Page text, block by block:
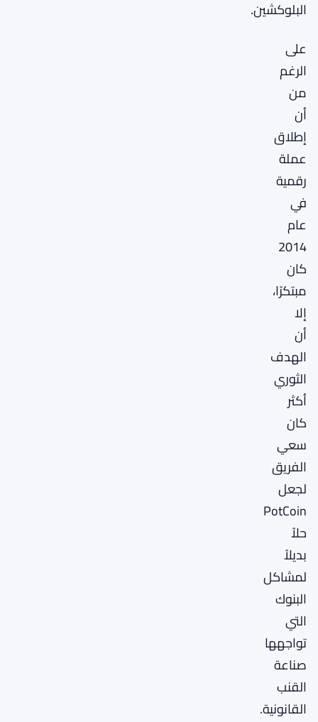
البلوكشين.
على
الرغم
من
أن
إطلاق
عملة
رقمية
في
عام
2014
كان
مبتكرًا،
إلا
أن
الهدف
الثوري
أكثر
كان
سعي
الفريق
لجعل
PotCoin
حلاً
بديلاً
لمشاكل
البنوك
التي
تواجهها
صناعة
القنب
القانونية.